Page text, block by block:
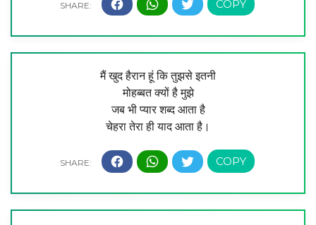
मैं खुद हैरान हूं कि तुझसे इतनी
मोहब्बत क्यों है मुझे
जब भी प्यार शब्द आता है
चेहरा तेरा ही याद आता है।